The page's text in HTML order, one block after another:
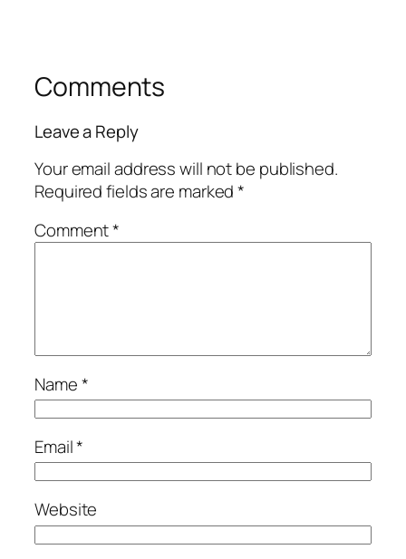
Comments
Leave a Reply
Your email address will not be published.
Required fields are marked*
Comment*
Name*
Email*
Website